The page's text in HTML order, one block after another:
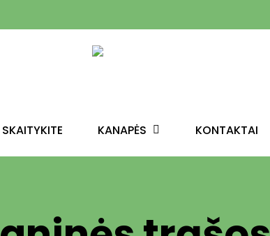
išeitumėte.
SKAITYKITE KANAPĖS KONTAKTAI